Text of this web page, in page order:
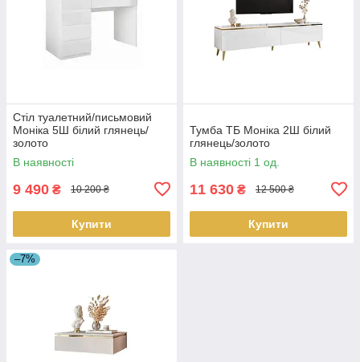
Стіл туалетний/письмовий
Моніка 5Ш білий глянець/
золото
В наявності
9 490 ₴ 10 200 ₴
Купити
Тумба ТБ Моніка 2Ш білий
глянець/золото
В наявності 1 од.
11 630 ₴ 12 500 ₴
Купити
–7%